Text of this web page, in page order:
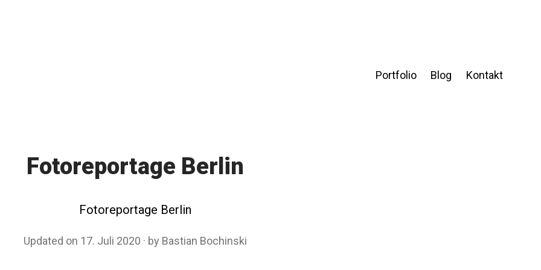
Portfolio Blog Kontakt
Fotoreportage Berlin
Fotoreportage Berlin
Updated on 17. Juli 2020 2 by Bastian Bochinski